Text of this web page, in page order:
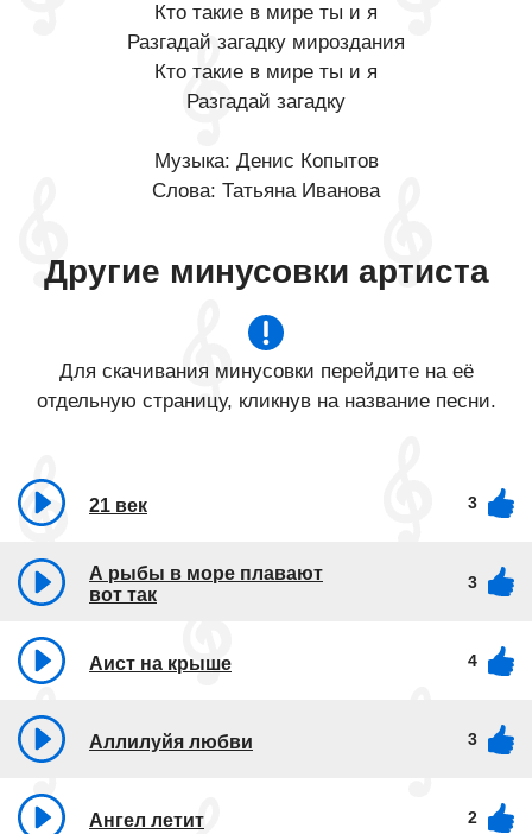
Кто такие в мире ты и я
Разгадай загадку мироздания
Кто такие в мире ты и я
Разгадай загадку
Музыка: Денис Копытов
Слова: Татьяна Иванова
Другие минусовки артиста
Для скачивания минусовки перейдите на её
отдельную страницу, кликнув на название песни.
21 век 3
А рыбы в море плавают
вот так
3
Аист на крыше 4
Аллилуйя любви 3
Ангел летит 2